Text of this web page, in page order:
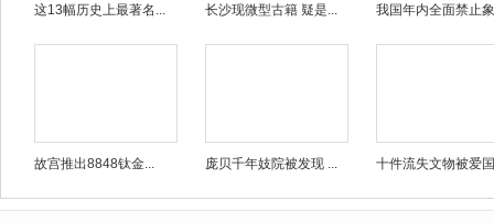
这13幅历史上最著名... 长沙现微型古籍 疑是... 我国年内全面禁止
故宫推出8848钛金... 庞贝千年妓院被发现 ... 十件流失文物被爱